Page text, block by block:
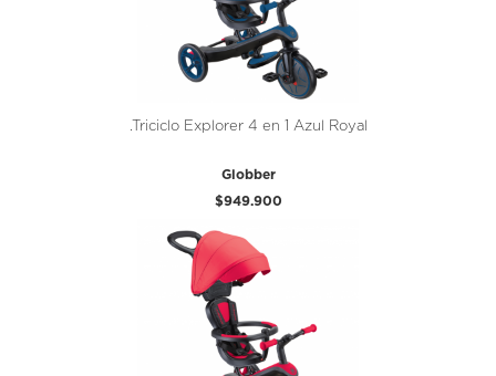
.Triciclo Explorer 4 en 1 Azul Royal
Globber
$949.900